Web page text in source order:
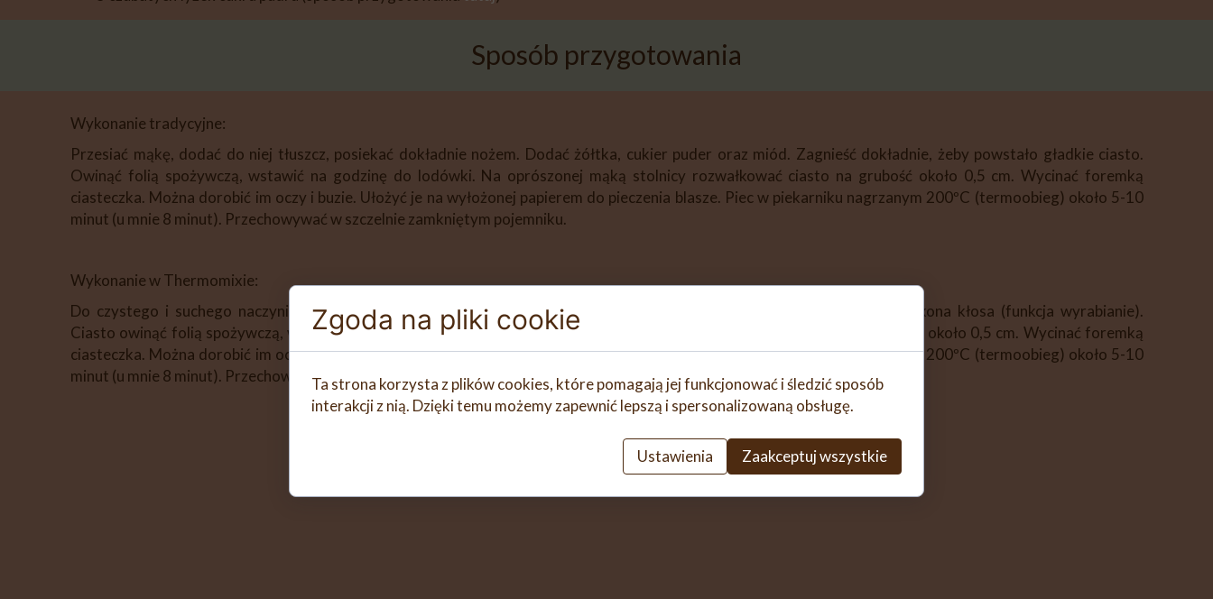
Sposób przygotowania
Wykonanie tradycyjne:
Przesiać mąkę, dodać do niej tłuszcz, posiekać dokładnie nożem. Dodać żółtka, cukier puder oraz miód. Zagnieść dokładnie, żeby powstało gładkie ciasto.
Owinąć folią spożywczą, wstawić na godzinę do lodówki. Na oprószonej mąką stolnicy rozwałkować ciasto na grubość około 0,5 cm. Wycinać foremką
ciasteczka. Można dorobić im oczy i buzie. Ułożyć je na wyłożonej papierem do pieczenia blasze. Piec w piekarniku nagrzanym 200ºC (termoobieg) około 5-10
minut (u mnie 8 minut). Przechowywać w szczelnie zamkniętym pojemniku.
Wykonanie w Thermomixie:
Do czystego i suchego naczynia miksującego dać żółtka, miękkie masło, cukier puder, miód i mąkę. Wyrobić 3 minuty/ikona kłosa (funkcja wyrabianie).
Ciasto owinąć folią spożywczą, wstawić na godzinę do lodówki. Na oprószonej mąką stolnicy rozwałkować ciasto na grubość około 0,5 cm. Wycinać foremką
ciasteczka. Można dorobić im oczy i buzie. Ułożyć je na wyłożonej papierem do pieczenia blasze. Piec w piekarniku nagrzanym 200ºC (termoobieg) około 5-10
minut (u mnie 8 minut). Przechowywać w szczelnie zamkniętym pojemniku.
Zgoda na pliki cookie
Ta strona korzysta z plików cookies, które pomagają jej funkcjonować i śledzić sposób
interakcji z nią. Dzięki temu możemy zapewnić lepszą i spersonalizowaną obsługę.
Ustawienia Zaakceptuj wszystkie